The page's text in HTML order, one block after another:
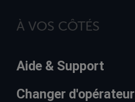
À VOS CÔTÉS
Aide & Support
Changer d'opérateur